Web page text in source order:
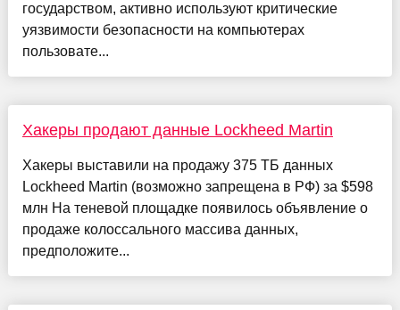
государством, активно используют критические
уязвимости безопасности на компьютерах
пользовате...
Хакеры продают данные Lockheed Martin
Хакеры выставили на продажу 375 ТБ данных
Lockheed Martin (возможно запрещена в РФ) за $598
млн На теневой площадке появилось объявление о
продаже колоссального массива данных,
предположите...